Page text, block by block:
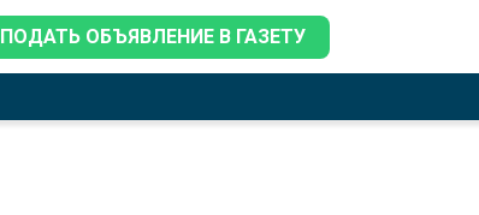
ПОДАТЬ ОБЪЯВЛЕНИЕ В ГАЗЕТУ